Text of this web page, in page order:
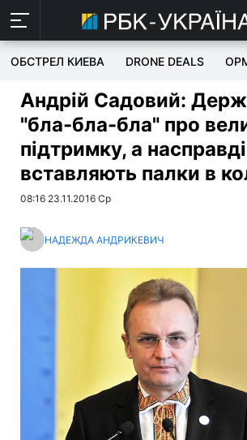
ОБСТРЕЛ КИЕВА DRONE DEALS
Андрій Садовий:
"бла-бла-бла" про
підтримку, а насправді
вставляють палки в
08:16 23.11.2016 Ср
НАДЕЖДА АНДРИКЕВИЧ